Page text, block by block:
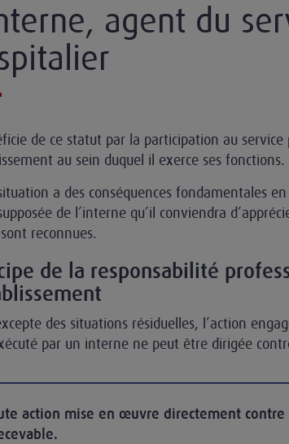
agent du
de ce statut par la participation au service
au sein duquel il exerce ses fonctions.
a des conséquences fondamentales
de l’interne qu’il conviendra
reconnues.
de la responsabilité
des situations résiduelles, l’action
par un interne ne peut être dirigée
action mise en œuvre directement